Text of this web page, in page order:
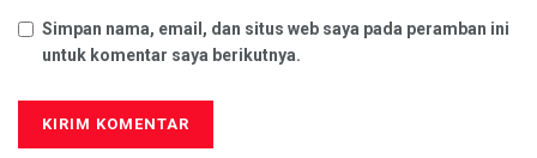
Simpan nama, email, dan situs web saya pada peramban ini
untuk komentar saya berikutnya.